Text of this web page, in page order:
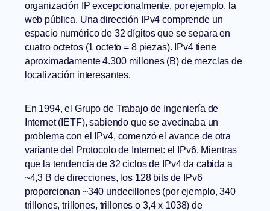
organización IP excepcionalmente, por ejemplo, la
web pública. Una dirección IPv4 comprende un
espacio numérico de 32 dígitos que se separa en
cuatro octetos (1 octeto = 8 piezas). IPv4 tiene
aproximadamente 4.300 millones (B) de mezclas de
localización interesantes.
En 1994, el Grupo de Trabajo de Ingeniería de
Internet (IETF), sabiendo que se avecinaba un
problema con el IPv4, comenzó el avance de otra
variante del Protocolo de Internet: el IPv6. Mientras
que la tendencia de 32 ciclos de IPv4 da cabida a
~4,3 B de direcciones, los 128 bits de IPv6
proporcionan ~340 undecillones (por ejemplo, 340
trillones, trillones, trillones o 3,4 x 1038) de